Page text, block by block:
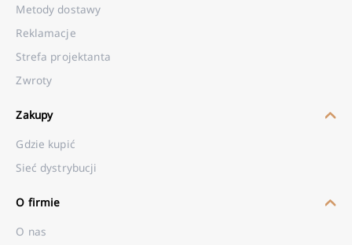
Metody dostawy
Reklamacje
Strefa projektanta
Zwroty
Zakupy
Gdzie kupić
Sieć dystrybucji
O firmie
O nas